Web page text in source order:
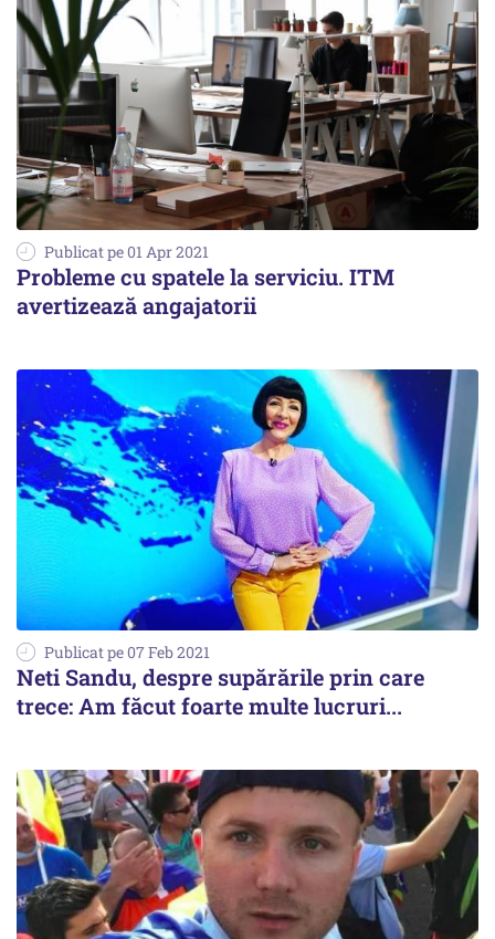
Publicat pe 01 Apr 2021
Probleme cu spatele la serviciu. ITM
avertizează angajatorii
Publicat pe 07 Feb 2021
Neti Sandu, despre supărările prin care
trece: Am făcut foarte multe lucruri...